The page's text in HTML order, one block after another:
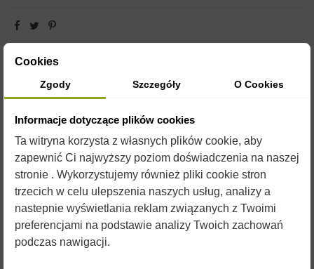
OPIS
PRZEGRODA PIONOWA DREWNIANA -
WARSZAWSKA POSZERZANA
przegrody polecamy
rodzaju ula. W naszej ofercie można znaleźć również
Cookies
Zgody Szczegóły O Cookies
Informacje dotyczące plików cookies
Ta witryna korzysta z własnych plików cookie, aby
zapewnić Ci najwyższy poziom doświadczenia na naszej
stronie . Wykorzystujemy również pliki cookie stron
trzecich w celu ulepszenia naszych usług, analizy a
nastepnie wyświetlania reklam związanych z Twoimi
preferencjami na podstawie analizy Twoich zachowań
podczas nawigacji.